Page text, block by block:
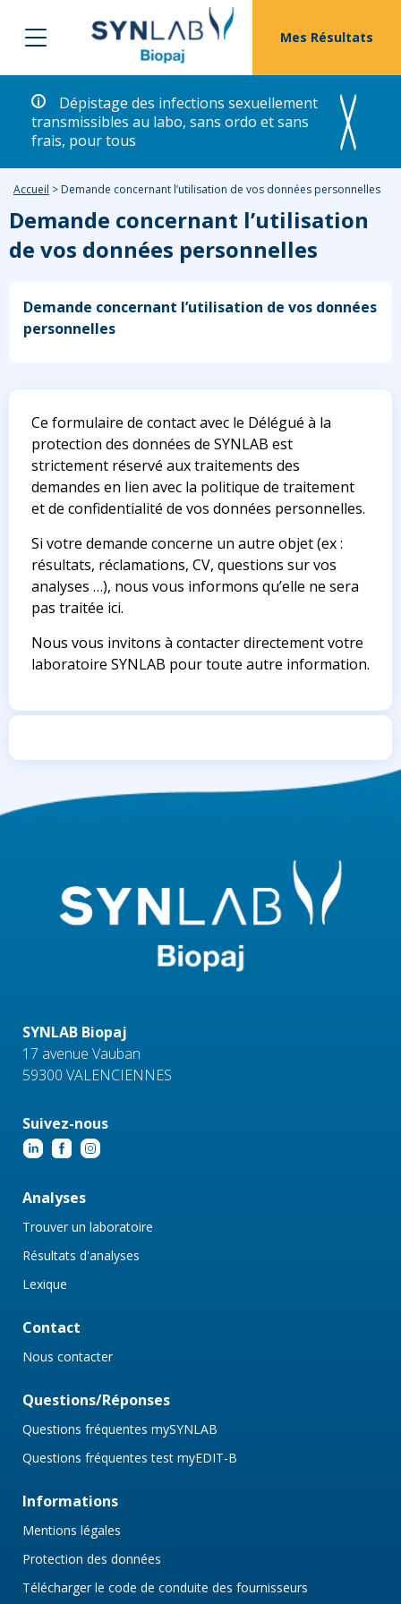
Mes Résultats
Dépistage des infections sexuellement
transmissibles au labo, sans ordo et sans
frais, pour tous
Accueil > Demande concernant l’utilisation de vos données personnelles
Demande concernant l’utilisation
de vos données personnelles
Demande concernant l’utilisation de vos données
personnelles
Ce formulaire de contact avec le Délégué à la
protection des données de SYNLAB est
strictement réservé aux traitements des
demandes en lien avec la politique de traitement
et de confidentialité de vos données personnelles.
Si votre demande concerne un autre objet (ex :
résultats, réclamations, CV, questions sur vos
analyses …), nous vous informons qu’elle ne sera
pas traitée ici.
Nous vous invitons à contacter directement votre
laboratoire SYNLAB pour toute autre information.
SYNLAB Biopaj
17 avenue Vauban
59300 VALENCIENNES
Suivez-nous
Analyses
Trouver un laboratoire
Résultats d'analyses
Lexique
Contact
Nous contacter
Questions/Réponses
Questions fréquentes mySYNLAB
Questions fréquentes test myEDIT-B
Informations
Mentions légales
Protection des données
Télécharger le code de conduite des fournisseurs